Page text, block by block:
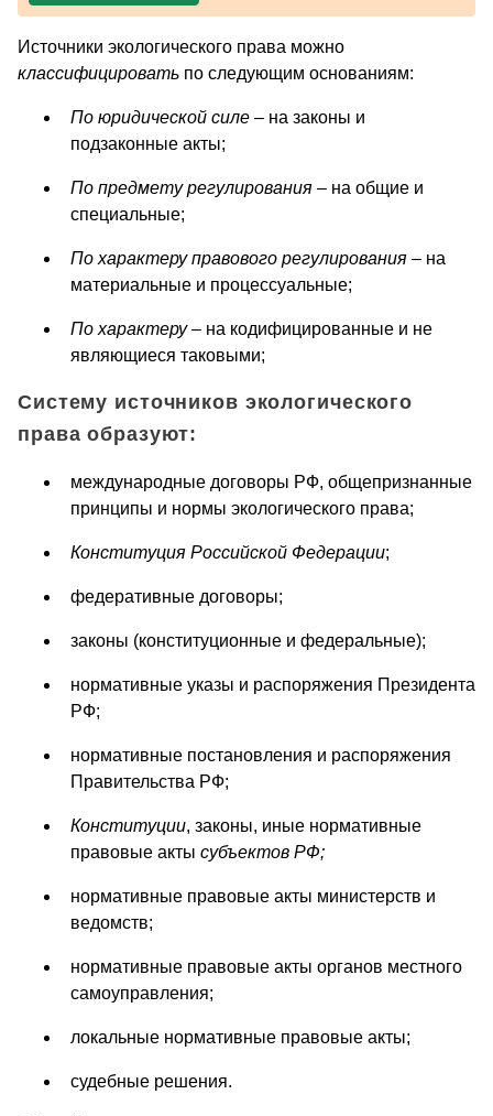
Источники экологического права можно
классифицировать по следующим основаниям:
По юридической силе – на законы и
подзаконные акты;
По предмету регулирования – на общие и
специальные;
По характеру правового регулирования – на
материальные и процессуальные;
По характеру– на кодифицированные и не
являющиеся таковыми;
Систему источников экологического
права образуют:
международные договоры РФ, общепризнанные
принципы и нормы экологического права;
Конституция Российской Федерации;
федеративные договоры;
законы (конституционные и федеральные);
нормативные указы и распоряжения Президента
РФ;
нормативные постановления и распоряжения
Правительства РФ;
Конституции, законы, иные нормативные
правовые акты субъектов РФ;
нормативные правовые акты министерств и
ведомств;
нормативные правовые акты органов местного
самоуправления;
локальные нормативные правовые акты;
судебные решения.